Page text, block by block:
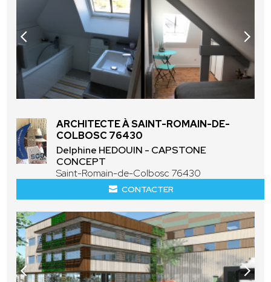
ARCHITECTE À SAINT-ROMAIN-DE-
COLBOSC 76430
Delphine HEDOUIN - CAPSTONE
CONCEPT
Saint-Romain-de-Colbosc 76430
CONTACTER